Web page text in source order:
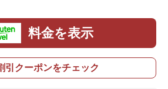
料金を表示
引クーポンをチェック